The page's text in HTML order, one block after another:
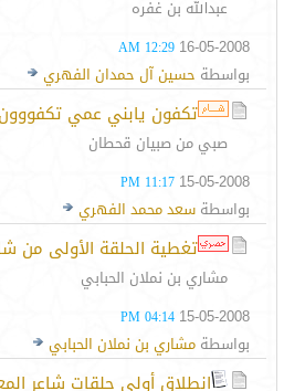
عبدالله بن غفره
16-05-2008
12:29 AM
بواسطة حسين آل حمدان الفهري
تكفون يابني عمي تكفووون
صبي من صبيان قحطان
15-05-2008
11:17 PM
بواسطة سعد محمد الفهري
تغطية الحلقة الأولى من
مشاري بن نملان الحبابي
15-05-2008
04:14 PM
بواسطة مشاري بن نملان الحبابي
انطلاق أولى حلقات شاعر